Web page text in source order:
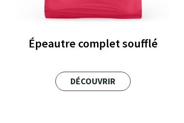
Épeautre complet soufflé
DÉCOUVRIR